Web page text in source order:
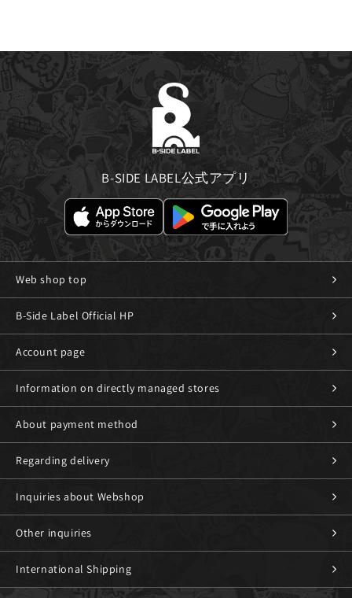
Web shop top
B-Side Label Official HP
Account page
Information on directly managed stores
About payment method
Regarding delivery
Inquiries about Webshop
Other inquiries
International Shipping
B-SIDE LABEL公式アプリ